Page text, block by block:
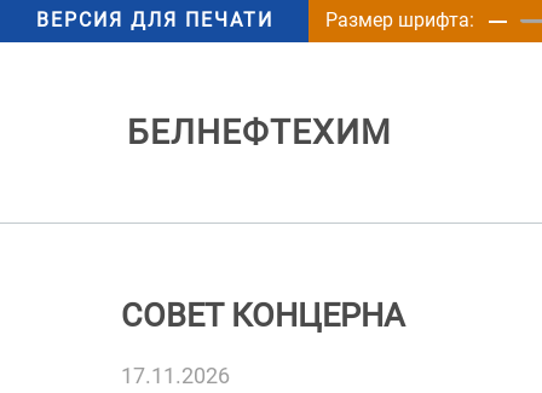
ВЕРСИЯ ДЛЯ ПЕЧАТИ Размер шрифта:
БЕЛНЕФТЕХИМ
СОВЕТ КОНЦЕРНА
17.11.2026